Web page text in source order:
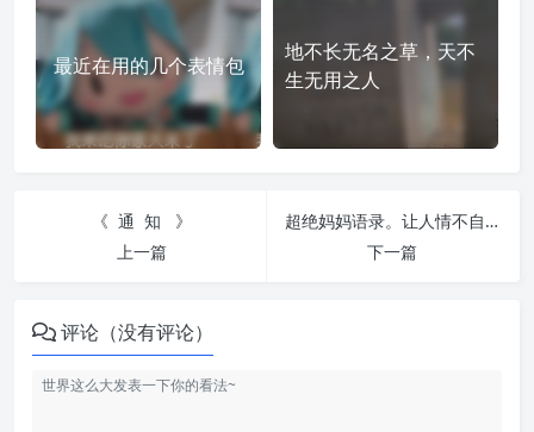
最近在用的几个表情包
地不长无名之草，天不
生无用之人
《 通 知 》
上一篇
超绝妈妈语录。让人情不自禁的喊妈妈
下一篇
评论（没有评论）